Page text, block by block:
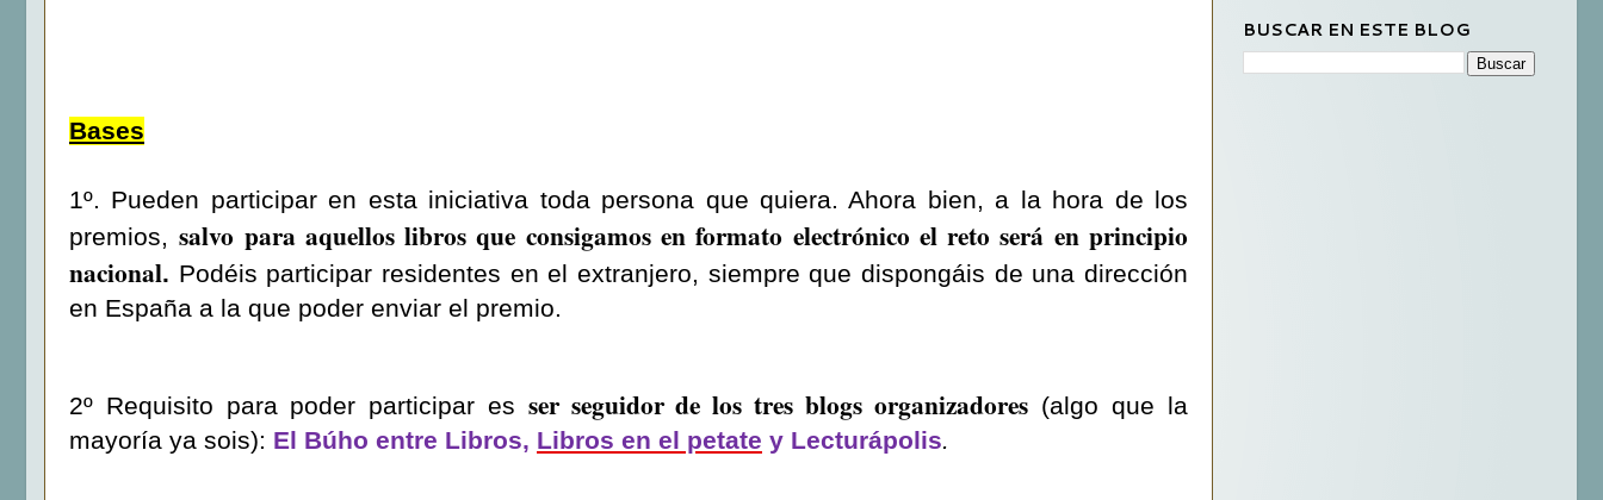
Bases
1º. Pueden participar en esta iniciativa toda persona que quiera. Ahora bien, a la hora de los
premios,salvo para aquellos libros que consigamos en formato electrónico el reto será en principio
nacional. Podéis participar residentes en el extranjero, siempre que dispongáis de una dirección
en España a la que poder enviar el premio.
2º Requisito para poder participar es ser seguidor de los tres blogs organizadores (algo que la
mayoría ya sois): El Búho entre Libros, Libros en el petate y Lecturápolis.
BUSCAR EN ESTE BLOG